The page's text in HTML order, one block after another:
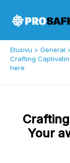
sisältöön
Etusivu
General
Crafting
here
Your